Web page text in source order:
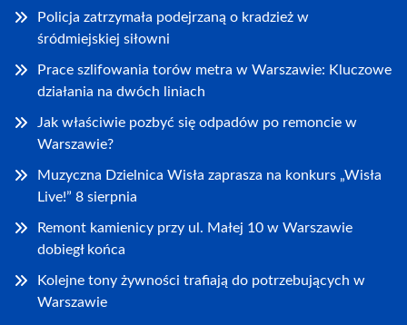
Policja zatrzymała podejrzaną o kradzież w
śródmiejskiej siłowni
Prace szlifowania torów metra w Warszawie: Kluczowe
działania na dwóch liniach
Jak właściwie pozbyć się odpadów po remoncie w
Warszawie?
Muzyczna Dzielnica Wisła zaprasza na konkurs „Wisła
Live!” 8 sierpnia
Remont kamienicy przy ul. Małej 10 w Warszawie
dobiegł końca
Kolejne tony żywności trafiają do potrzebujących w
Warszawie